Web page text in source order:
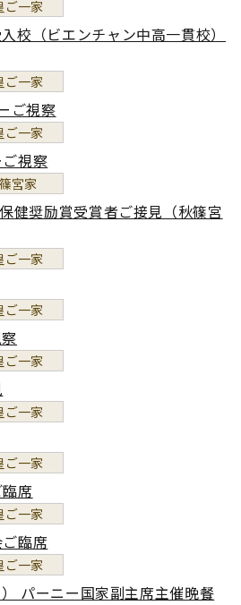
ご一家
校（ビエンチャン中高一貫校）
ご一家
ご視察
ご一家
視察
宮家
健奨励賞受賞者ご接見（秋篠宮
ご一家
ご一家
ご一家
ご一家
ご一家
席
ご一家
臨席
ご一家
パーニー国家副主席主催晩餐